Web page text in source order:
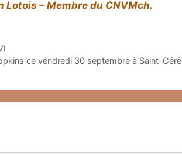
– Membre du CNVMch.
ce vendredi 30 septembre à Saint-Céré